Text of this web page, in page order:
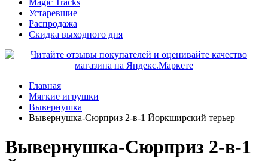
Magic Tracks
Устаревшие
Распродажа
Скидка выходного дня
Главная
Мягкие игрушки
Вывернушка
Вывернушка-Сюрприз 2-в-1 Йоркширский терьер
Вывернушка-Сюрприз 2-в-1